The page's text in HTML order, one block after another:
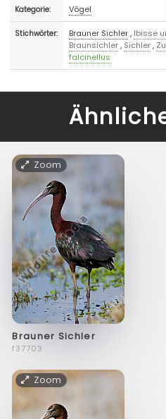
Kategorie: Vögel
Stichwörter: Brauner Sichler, Ibisse
Braunsichler, Sichler,
falcinellus
Zoom
Brauner Sichler
f37703
Zoom